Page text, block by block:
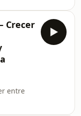
en el
con
de i
Crecer
entre